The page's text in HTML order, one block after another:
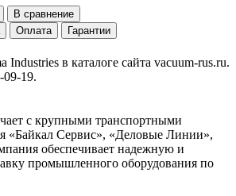
В сравнение
Оплата
Гарантии
в каталоге сайта vacuum-rus.ru.
09-19.
с крупными транспортными
«Байкал Сервис», «Деловые Линии»,
обеспечивает надежную и
промышленного оборудования по